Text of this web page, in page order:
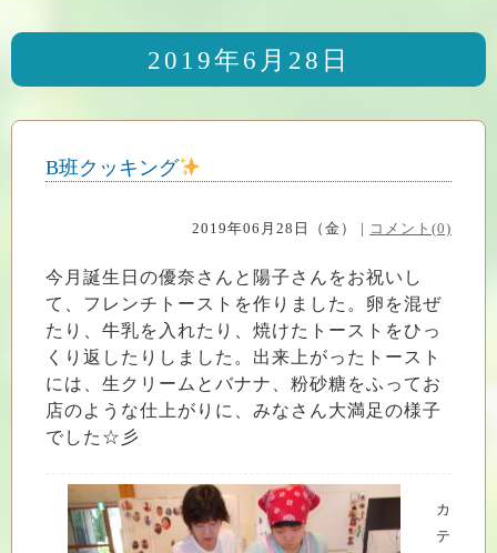
2019年6月28日
B班クッキング
2019年06月28日（金） | コメント(0)
今月誕生日の優奈さんと陽子さんをお祝いし
て、フレンチトーストを作りました。卵を混ぜ
たり、牛乳を入れたり、焼けたトーストをひっ
くり返したりしました。出来上がったトースト
には、生クリームとバナナ、粉砂糖をふってお
店のような仕上がりに、みなさん大満足の様子
でした☆彡
カ
テ